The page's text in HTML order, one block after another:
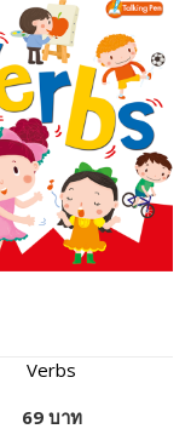
Verbs
69 บาท